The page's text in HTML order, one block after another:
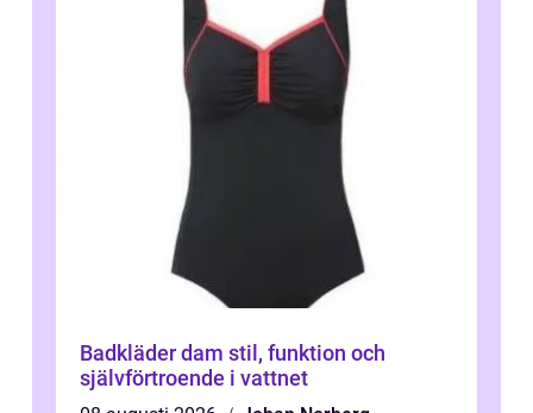
Badkläder dam stil, funktion och
självförtroende i vattnet